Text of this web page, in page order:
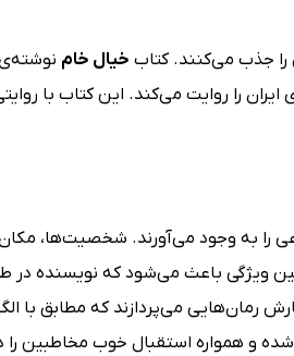
را جذب می‌کنند. کتاب خیال خام
را روایت می‌کند. این کتاب با
را به وجود می‌آورند. شخصیت‌ها،
ویژگی باعث می‌شود که نویسنده در
رمان‌هایی می‌پردازند که مطابق با
و همواره استقبال خوب مخاطبین را